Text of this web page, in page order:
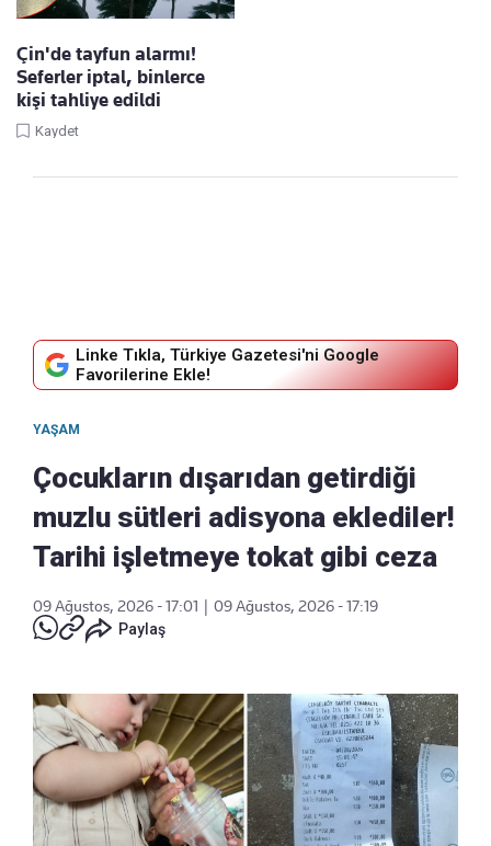
Çin'de tayfun alarmı!
Seferler iptal, binlerce
kişi tahliye edildi
Kaydet
Linke Tıkla, Türkiye Gazetesi'ni Google
Favorilerine Ekle!
YAŞAM
Çocukların dışarıdan getirdiği
muzlu sütleri adisyona eklediler!
Tarihi işletmeye tokat gibi ceza
09 Ağustos, 2026 - 17:01
09 Ağustos, 2026 - 17:19
Paylaş